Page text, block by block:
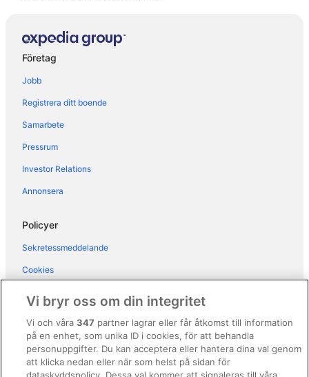
Företag
Jobb
Registrera ditt boende
Samarbete
Pressrum
Investor Relations
Annonsera
Policyer
Sekretessmeddelande
Cookies
Regler och villkor för Vrbo
Tillgänglighetsanpassning
Vi bryr oss om din integritet
Vi och våra347 partner lagrar eller får åtkomst till information
på en enhet, som unika ID i cookies, för att behandla
personuppgifter. Du kan acceptera eller hantera dina val genom
att klicka nedan eller när som helst på sidan för